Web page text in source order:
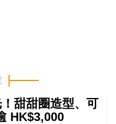
甜甜圈造型、可
HK$3,000